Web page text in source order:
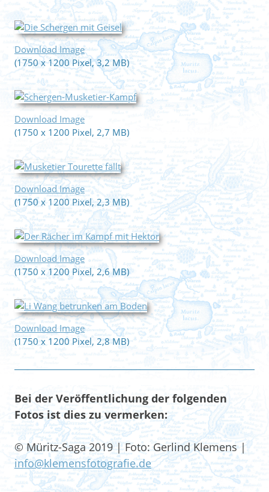
Download Image
(1750 x 1200 Pixel, 3,2 MB)
Download Image
(1750 x 1200 Pixel, 2,7 MB)
Download Image
(1750 x 1200 Pixel, 2,3 MB)
Download Image
(1750 x 1200 Pixel, 2,6 MB)
Download Image
(1750 x 1200 Pixel, 2,8 MB)
Bei der Veröffentlichung der folgenden
Fotos ist dies zu vermerken:
© Müritz-Saga 2019 | Foto: Gerlind Klemens |
info@klemensfotografie.de